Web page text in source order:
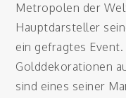
Metropolen der
Hauptdarsteller
ein gefragtes
Golddekorationen
sind eines seiner